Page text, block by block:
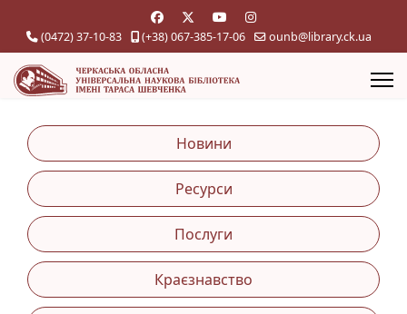
(0472) 37-10-83 (+38) 067-385-17-06 ounb@library.ck.ua
Новини
Ресурси
Послуги
Краєзнавство